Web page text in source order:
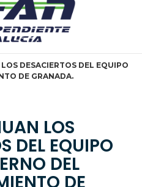
DESACIERTOS DEL EQUIPO
DE GRANADA.
LOS
DEL EQUIPO
DEL